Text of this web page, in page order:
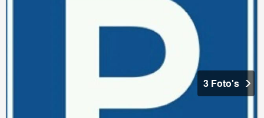
3 Foto's